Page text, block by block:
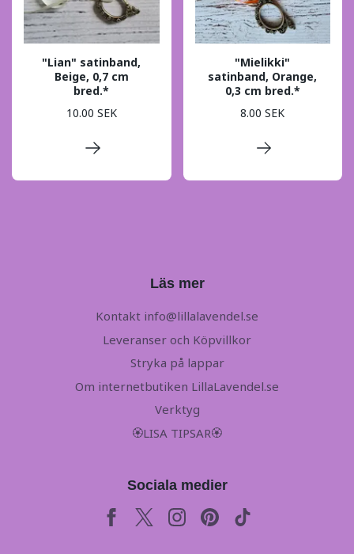
"Lian" satinband,
Beige, 0,7 cm
bred.*
10.00 SEK
"Mielikki"
satinband, Orange,
0,3 cm bred.*
8.00 SEK
Läs mer
Kontakt info@lillalavendel.se
Leveranser och Köpvillkor
Stryka på lappar
Om internetbutiken LillaLavendel.se
Verktyg
🏵LISA TIPSAR🏵
Sociala medier